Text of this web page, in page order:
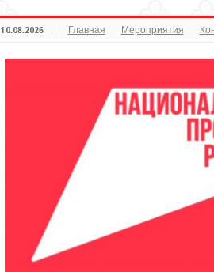
10.08.2026 Главная Мероприятия